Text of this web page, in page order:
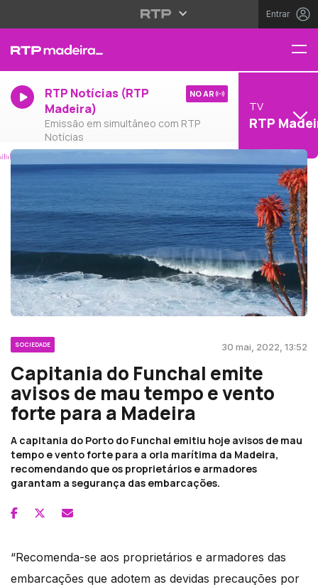
Entrar
RTP Notícias (RTP
Madeira)
Emissão em simultâneo com RTP
Notícias
NO AR
TV
RTP
SOCIEDADE 30 mai, 2022, 13:52
Capitania do Funchal emite
avisos de mau tempo e vento
forte para a Madeira
A capitania do Porto do Funchal emitiu hoje avisos de mau
tempo e vento forte para a orla marítima da Madeira,
recomendando que os proprietários e armadores
garantam a segurança das embarcações.
“Recomenda-se aos proprietários e armadores das
embarcações que adotem as devidas precauções por